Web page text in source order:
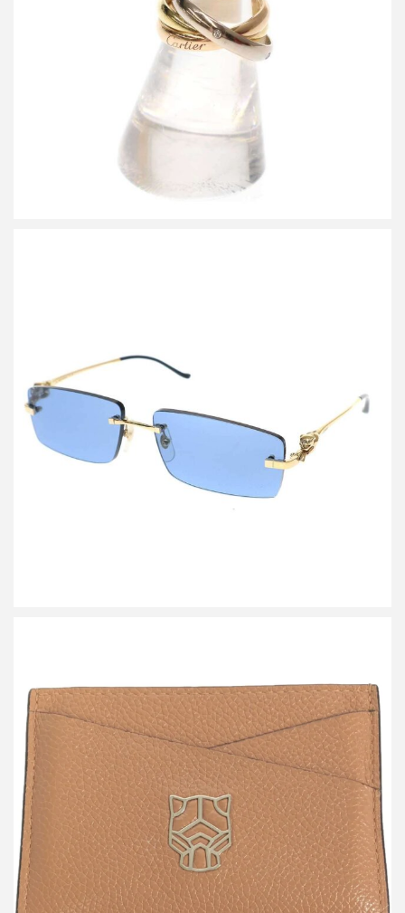
買取金額100,000円
詳しく見る
カルティエ パンテール ドゥ カルティエ サングラス CT0430S
詳しく見る
カルティエ パンテールドゥカルティエ ダブルカードホルダー
買取金額8,000円
詳しく見る